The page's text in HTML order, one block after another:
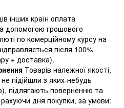
інших країн оплата
допомогою грошового
по комерційному курсу на
після 100%
+ доставка).
Товарів належної якості,
підійшли з яких-небудь
підлягають поверненню та
дня покупки, за умови: